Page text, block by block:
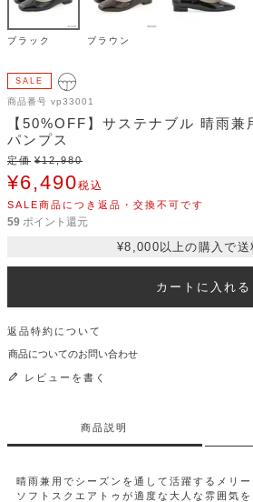
ブラック ブラウン
SALE
商品番号 vp33001
【50%OFF】サステナブル 晴雨兼
パンプス
定価 ¥12,980
¥6,490税込
SALE商品につき返品・交換不可です
59 ポイント還元
¥8,000以上の購入で送
カートに入れる
返品特約について
商品についてのお問い合わせ
レビューを書く
商品説明
晴雨兼用でシーズンを通して活躍するメリー
ソフトスクエアトゥが適度な大人な雰囲気を